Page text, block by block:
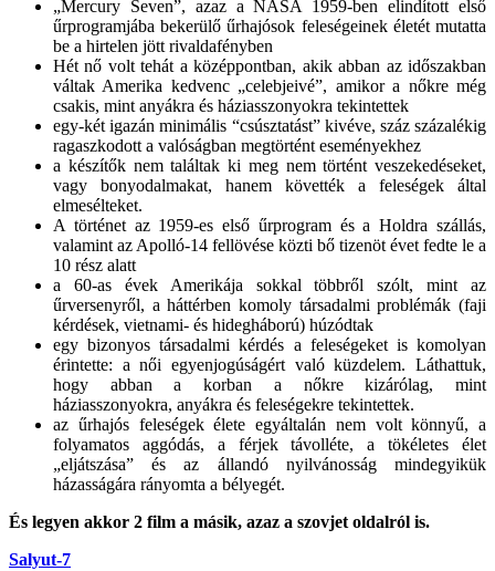
„Mercury Seven”, azaz a NASA 1959-ben elindított első
űrprogramjába bekerülő űrhajósok feleségeinek életét mutatta
be a hirtelen jött rivaldafényben
Hét nő volt tehát a középpontban, akik abban az időszakban
váltak Amerika kedvenc „celebjeivé”, amikor a nőkre még
csakis, mint anyákra és háziasszonyokra tekintettek
egy-két igazán minimális “csúsztatást” kivéve, száz százalékig
ragaszkodott a valóságban megtörtént eseményekhez
a készítők nem találtak ki meg nem történt veszekedéseket,
vagy bonyodalmakat, hanem követték a feleségek által
elmesélteket.
A történet az 1959-es első űrprogram és a Holdra szállás,
valamint az Apolló-14 fellövése közti bő tizenöt évet fedte le a
10 rész alatt
a 60-as évek Amerikája sokkal többről szólt, mint az
űrversenyről, a háttérben komoly társadalmi problémák (faji
kérdések, vietnami- és hidegháború) húzódtak
egy bizonyos társadalmi kérdés a feleségeket is komolyan
érintette: a női egyenjogúságért való küzdelem. Láthattuk,
hogy abban a korban a nőkre kizárólag, mint
háziasszonyokra, anyákra és feleségekre tekintettek.
az űrhajós feleségek élete egyáltalán nem volt könnyű, a
folyamatos aggódás, a férjek távolléte, a tökéletes élet
„eljátszása” és az állandó nyilvánosság mindegyikük
házasságára rányomta a bélyegét.
És legyen akkor 2 film a másik, azaz a szovjet oldalról is.
Salyut-7